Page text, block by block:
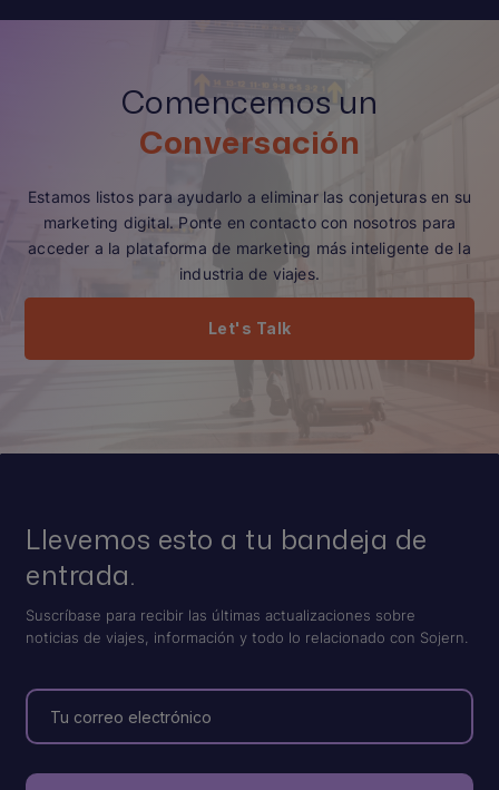
Comencemos un
Conversación
Estamos listos para ayudarlo a eliminar las conjeturas en su
marketing digital. Ponte en contacto con nosotros para
acceder a la plataforma de marketing más inteligente de la
industria de viajes.
Let's Talk
Llevemos esto a tu bandeja de
entrada.
Suscríbase para recibir las últimas actualizaciones sobre
noticias de viajes, información y todo lo relacionado con Sojern.